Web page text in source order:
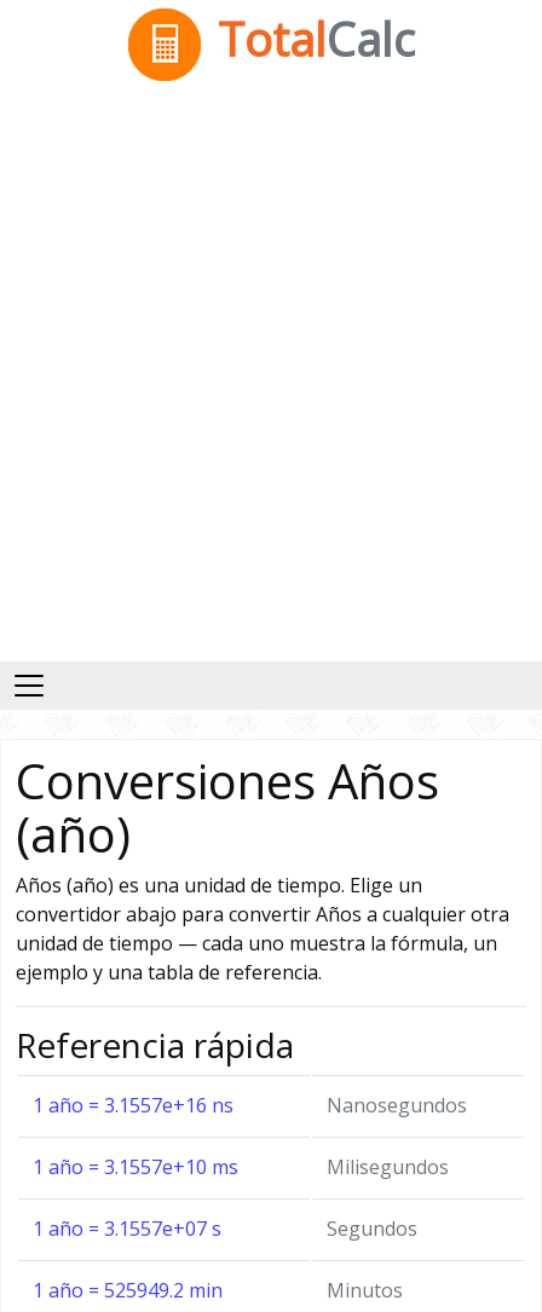
TotalCalc
Conversiones Años
(año)
Años (año) es una unidad de tiempo. Elige un
convertidor abajo para convertir Años a cualquier otra
unidad de tiempo — cada uno muestra la fórmula, un
ejemplo y una tabla de referencia.
Referencia rápida
1 año = 3.1557e+16 ns Nanosegundos
1 año = 3.1557e+10 ms Milisegundos
1 año = 3.1557e+07 s Segundos
1 año = 525949.2 min Minutos